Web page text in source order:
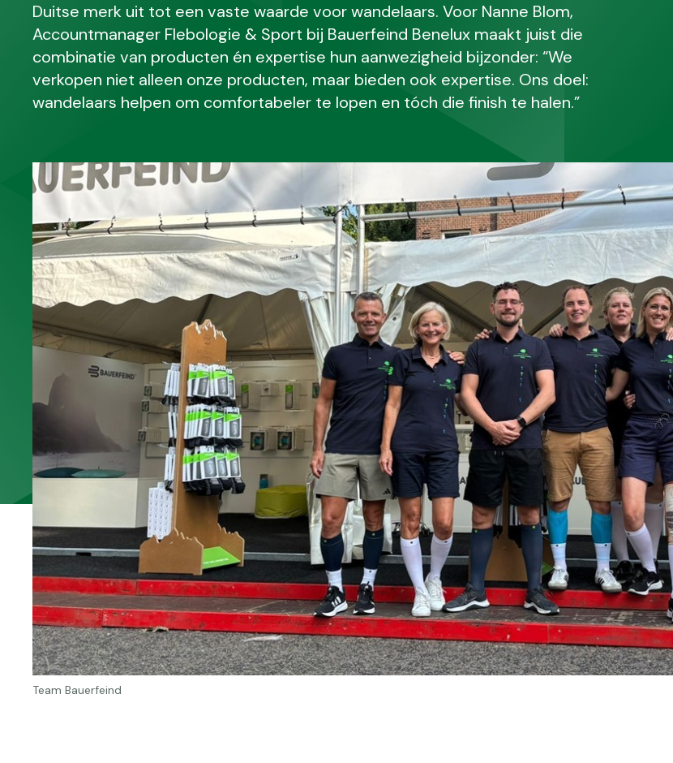
Duitse merk uit tot een vaste waarde voor wandelaars. Voor Nanne Blom,
Accountmanager Flebologie & Sport bij Bauerfeind Benelux maakt juist die
combinatie van producten én expertise hun aanwezigheid bijzonder: “We
verkopen niet alleen onze producten, maar bieden ook expertise. Ons doel:
wandelaars helpen om comfortabeler te lopen en tóch die finish te halen.”
Team Bauerfeind